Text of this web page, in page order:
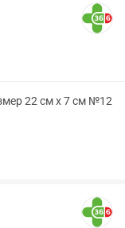
22 см х 7 см №12